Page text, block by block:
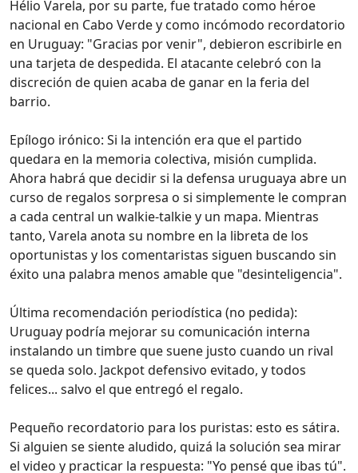
Hélio Varela, por su parte, fue tratado como héroe
nacional en Cabo Verde y como incómodo recordatorio
en Uruguay: "Gracias por venir", debieron escribirle en
una tarjeta de despedida. El atacante celebró con la
discreción de quien acaba de ganar en la feria del
barrio.
Epílogo irónico: Si la intención era que el partido
quedara en la memoria colectiva, misión cumplida.
Ahora habrá que decidir si la defensa uruguaya abre un
curso de regalos sorpresa o si simplemente le compran
a cada central un walkie-talkie y un mapa. Mientras
tanto, Varela anota su nombre en la libreta de los
oportunistas y los comentaristas siguen buscando sin
éxito una palabra menos amable que "desinteligencia".
Última recomendación periodística (no pedida):
Uruguay podría mejorar su comunicación interna
instalando un timbre que suene justo cuando un rival
se queda solo. Jackpot defensivo evitado, y todos
felices... salvo el que entregó el regalo.
Pequeño recordatorio para los puristas: esto es sátira.
Si alguien se siente aludido, quizá la solución sea mirar
el video y practicar la respuesta: "Yo pensé que ibas tú".